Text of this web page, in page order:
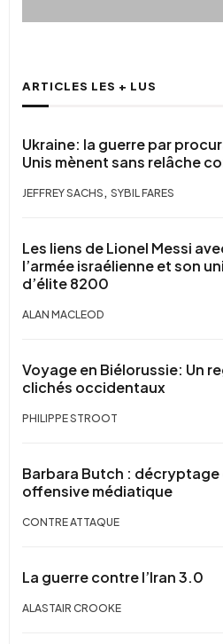
ARTICLES LES + LUS
Ukraine: la guerre par
Unis mènent sans relâche
JEFFREY SACHS , SYBIL FARES
Les liens de Lionel Messi
l’armée israélienne et son
d’élite 8200
ALAN MACLEOD
Voyage en Biélorussie: Un
clichés occidentaux
PHILIPPE STROOT
Barbara Butch : décryptage
offensive médiatique
CONTRE ATTAQUE
La guerre contre l’Iran 3.0
ALASTAIR CROOKE